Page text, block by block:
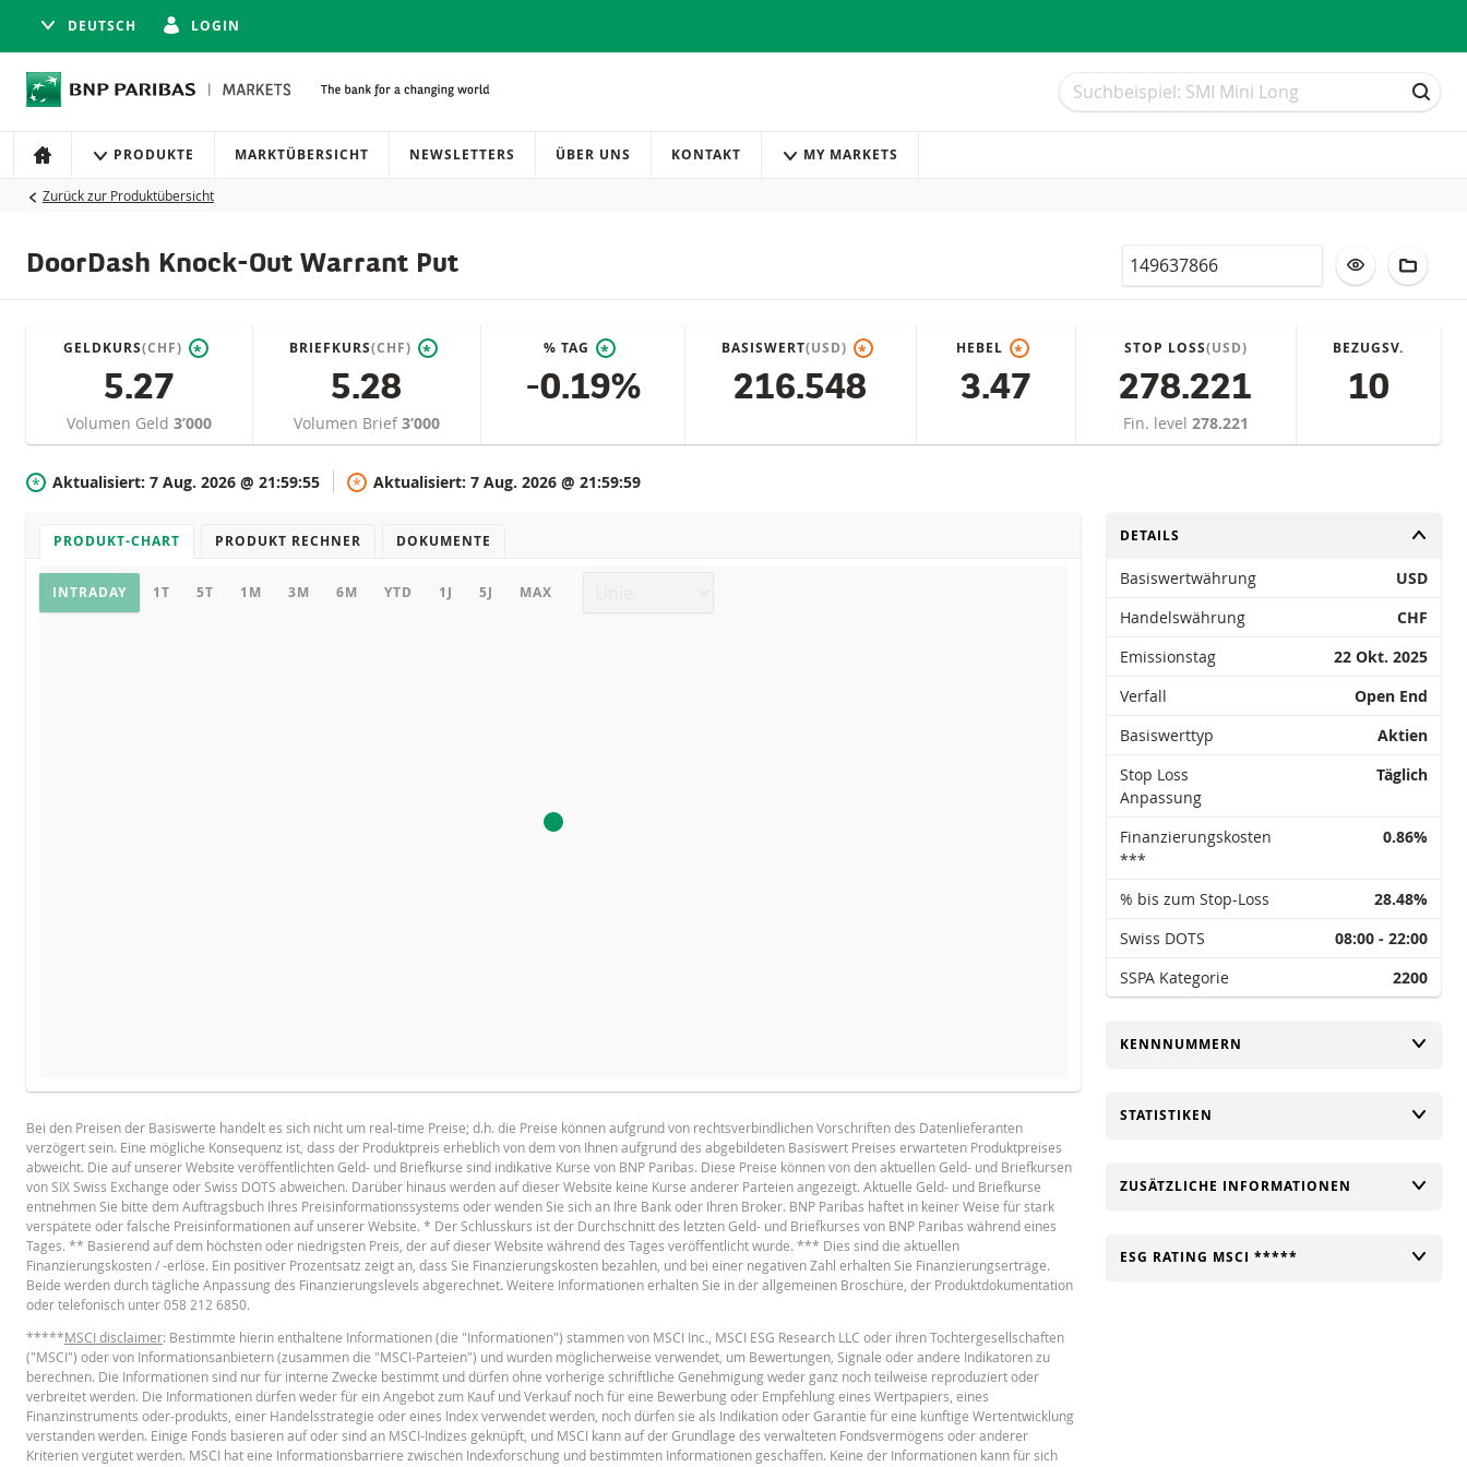
DEUTSCH LOGIN
Suche
Suche
Navigation
Seitennavigation
HOME PRODUKTE MARKTÜBERSICHT NEWSLETTERS ÜBER UNS KONTAKT MY MARKETS
Zurück zur Produktübersicht
DoorDash Knock-Out Warrant Put Valor ZUR
GELDKURS(CHF) *
5.27
Volumen Geld 3’000
BRIEFKURS(CHF) *
5.28
Volumen Brief 3’000
% TAG *
-0.19%
BASISWERT(USD) *
216.548
HEBEL *
3.47
STOP LOSS(USD)
278.221
Fin. level 278.221
BEZUGSV.
10
* Aktualisiert: 7 Aug. 2026 @ 21:59:55 * Aktualisiert: 7 Aug. 2026 @ 21:59:59
PRODUKT-CHART PRODUKT RECHNER DOKUMENTE
Chart
INTRADAY 1T 5T 1M 3M 6M YTD 1J 5J MAX
NEUER REFERENZKURS STÜCKZAHL HALTEPERIODE
1 Tag 1 Woche
AKTUELLE SITUATION NEUE SITUATION
Referenzkurs 216.548
Finanzierungslevel
278.221
Stop Loss Level
Abstand zum Stop Loss (in %)
28.48%
Wert Position (CHF)
5.27
Knock-Out Warrant (open end) (CHF)
5.27
BASISPROSPEKT
English PDF
TERMSHEET
Deutsch (Schweiz)
FINAL TERMS
Bei den Preisen der Basiswerte handelt es sich nicht um real-time Preise; d.h. die Preise können aufgrund von rechtsverbindlichen Vorschriften des Datenlieferanten
verzögert sein. Eine mögliche Konsequenz ist, dass der Produktpreis erheblich von dem von Ihnen aufgrund des abgebildeten Basiswert Preises erwarteten Produktpreises
abweicht. Die auf unserer Website veröffentlichten Geld- und Briefkurse sind indikative Kurse von BNP Paribas. Diese Preise können von den aktuellen Geld- und Briefkursen
von SIX Swiss Exchange oder Swiss DOTS abweichen. Darüber hinaus werden auf dieser Website keine Kurse anderer Parteien angezeigt. Aktuelle Geld- und Briefkurse
entnehmen Sie bitte dem Auftragsbuch Ihres Preisinformationssystems oder wenden Sie sich an Ihre Bank oder Ihren Broker. BNP Paribas haftet in keiner Weise für stark
verspätete oder falsche Preisinformationen auf unserer Website. * Der Schlusskurs ist der Durchschnitt des letzten Geld- und Briefkurses von BNP Paribas während eines
Tages. ** Basierend auf dem höchsten oder niedrigsten Preis, der auf dieser Website während des Tages veröffentlicht wurde. *** Dies sind die aktuellen
Finanzierungskosten / -erlöse. Ein positiver Prozentsatz zeigt an, dass Sie Finanzierungskosten bezahlen, und bei einer negativen Zahl erhalten Sie Finanzierungserträge.
Beide werden durch tägliche Anpassung des Finanzierungslevels abgerechnet. Weitere Informationen erhalten Sie in der allgemeinen Broschüre, der Produktdokumentation
oder telefonisch unter 058 212 6850.
*****MSCI disclaimer: Bestimmte hierin enthaltene Informationen (die "Informationen") stammen von MSCI Inc., MSCI ESG Research LLC oder ihren Tochtergesellschaften
("MSCI") oder von Informationsanbietern (zusammen die "MSCI-Parteien") und wurden möglicherweise verwendet, um Bewertungen, Signale oder andere Indikatoren zu
berechnen. Die Informationen sind nur für interne Zwecke bestimmt und dürfen ohne vorherige schriftliche Genehmigung weder ganz noch teilweise reproduziert oder
verbreitet werden. Die Informationen dürfen weder für ein Angebot zum Kauf und Verkauf noch für eine Bewerbung oder Empfehlung eines Wertpapiers, eines
Finanzinstruments oder-produkts, einer Handelsstrategie oder eines Index verwendet werden, noch dürfen sie als Indikation oder Garantie für eine künftige Wertentwicklung
verstanden werden. Einige Fonds basieren auf oder sind an MSCI-Indizes geknüpft, und MSCI kann auf der Grundlage des verwalteten Fondsvermögens oder anderer
Kriterien vergütet werden. MSCI hat eine Informationsbarriere zwischen Indexforschung und bestimmten Informationen geschaffen. Keine der Informationen kann für sich
UMSCHALTEN
DETAILS
Basiswertwährung
USD
Handelswährung
CHF
Emissionstag
22 Okt. 2025
Verfall
Open End
Basiswerttyp
Aktien
Stop Loss
Anpassung
Täglich
Finanzierungskosten
***
0.86%
% bis zum Stop-Loss
28.48%
Swiss DOTS
08:00 - 22:00
SSPA Kategorie
2200
UMSCHALTEN
KENNNUMMERN
UMSCHALTEN
STATISTIKEN
UMSCHALTEN
ZUSÄTZLICHE INFORMATIONEN
UMSCHALTEN
ESG RATING MSCI *****